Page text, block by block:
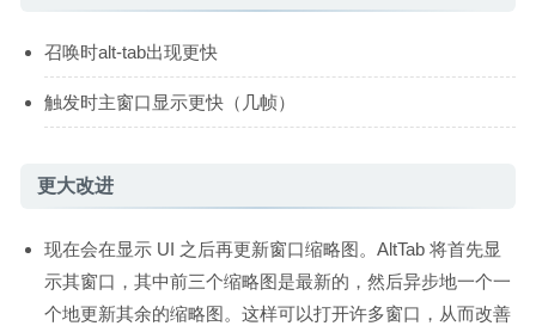
召唤时alt-tab出现更快
触发时主窗口显示更快（几帧）
更大改进
现在会在显示 UI 之后再更新窗口缩略图。AltTab 将首先显
示其窗口，其中前三个缩略图是最新的，然后异步地一个一
个地更新其余的缩略图。这样可以打开许多窗口，从而改善